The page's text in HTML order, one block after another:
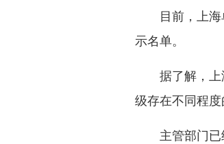
目前，上海
示名单。
据了解，上海
级存在不同程度
主管部门已经